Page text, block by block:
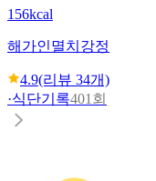
156kcal
해가인멸치강정
4.9(리뷰 34개)
·식단기록401회